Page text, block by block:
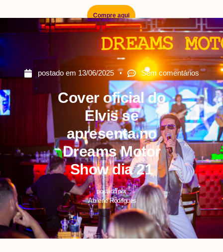
Compre aqui
postado em 13/06/2025 Sem comentários
Cover oficial do
Elvis se
apresenta no
Dreams Motor
Show dia 21
postado por
Abilene Rodrigues